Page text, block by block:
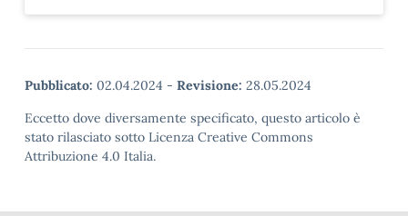
Pubblicato: 02.04.2024 - Revisione: 28.05.2024
Eccetto dove diversamente specificato, questo articolo è
stato rilasciato sotto Licenza Creative Commons
Attribuzione 4.0 Italia.